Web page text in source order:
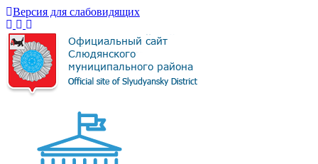
Версия для слабовидящих